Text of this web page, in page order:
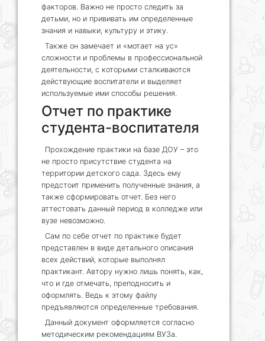
факторов. Важно не просто следить за
детьми, но и прививать им определенные
знания и навыки, культуру и этику.
Также он замечает и «мотает на ус»
сложности и проблемы в профессиональной
деятельности, с которыми сталкиваются
действующие воспитатели и выделяет
используемые ими способы решения.
Отчет по практике
студента-воспитателя
Прохождение практики на базе ДОУ – это
не просто присутствие студента на
территории детского сада. Здесь ему
предстоит применить полученные знания, а
также сформировать отчет. Без него
аттестовать данный период в колледже или
вузе невозможно.
Сам по себе отчет по практике будет
представлен в виде детального описания
всех действий, которые выполнял
практикант. Автору нужно лишь понять, как,
что и где отмечать, преподносить и
оформлять. Ведь к этому файлу
предъявляются определенные требования.
Данный документ оформляется согласно
методическим рекомендациям ВУЗа.